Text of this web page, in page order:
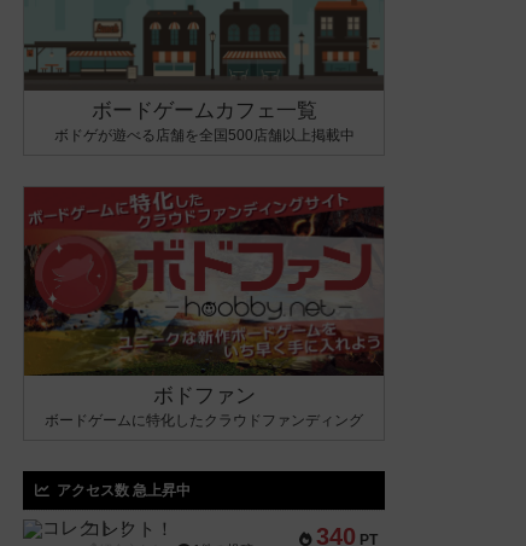
ボードゲームカフェ一覧
ボドゲが遊べる店舗を全国500店舗以上掲載中
ボドファン
ボードゲームに特化したクラウドファンディング
アクセス数 急上昇中
340 PT
コレクト！